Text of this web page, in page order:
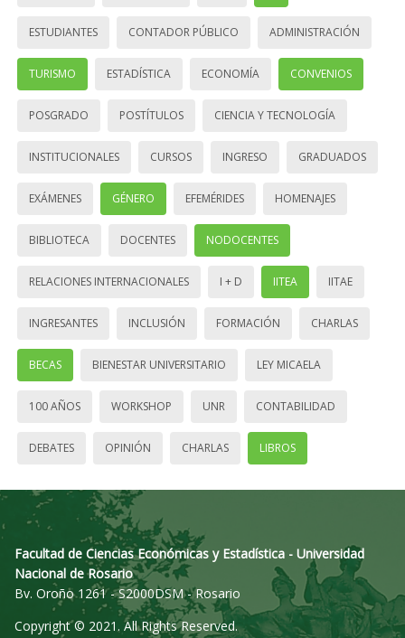
ESTUDIANTES CONTADOR PÚBLICO ADMINISTRACIÓN
TURISMO ESTADÍSTICA ECONOMÍA CONVENIOS
POSGRADO POSTÍTULOS CIENCIA Y TECNOLOGÍA
INSTITUCIONALES CURSOS INGRESO GRADUADOS
EXÁMENES GÉNERO EFEMÉRIDES HOMENAJES
BIBLIOTECA DOCENTES NODOCENTES
RELACIONES INTERNACIONALES I + D IITEA IITAE
INGRESANTES INCLUSIÓN FORMACIÓN CHARLAS
BECAS BIENESTAR UNIVERSITARIO LEY MICAELA
100 AÑOS WORKSHOP UNR CONTABILIDAD
DEBATES OPINIÓN CHARLAS LIBROS
Facultad de Ciencias Económicas y Estadística - Universidad
Nacional de Rosario
Bv. Oroño 1261 - S2000DSM - Rosario
Copyright © 2021. All Rights Reserved.